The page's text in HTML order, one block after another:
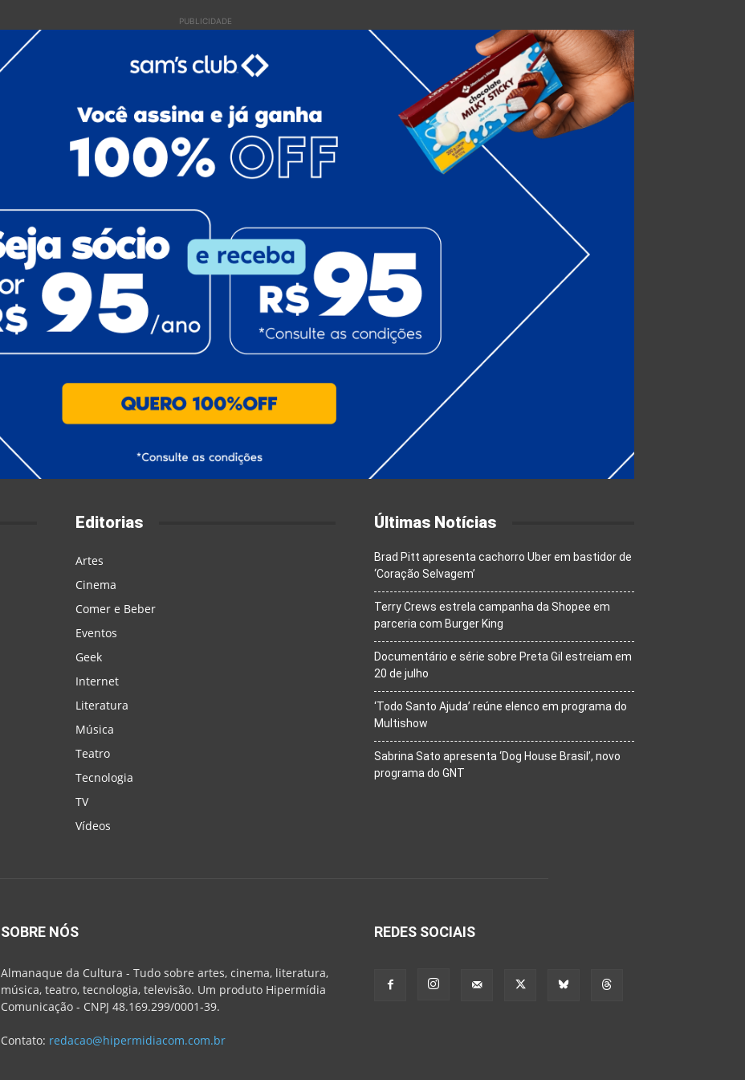
PUBLICIDADE
Editorias
Artes
Cinema
Comer e Beber
Eventos
Geek
Internet
Literatura
Música
Teatro
Tecnologia
TV
Vídeos
Últimas Notícias
Brad Pitt apresenta cachorro Uber em bastidor de
‘Coração Selvagem’
Terry Crews estrela campanha da Shopee em
parceria com Burger King
Documentário e série sobre Preta Gil estreiam em
20 de julho
‘Todo Santo Ajuda’ reúne elenco em programa do
Multishow
Sabrina Sato apresenta ‘Dog House Brasil’, novo
programa do GNT
SOBRE NÓS
Almanaque da Cultura - Tudo sobre artes, cinema, literatura,
música, teatro, tecnologia, televisão. Um produto Hipermídia
Comunicação - CNPJ 48.169.299/0001-39.
Contato: redacao@hipermidiacom.com.br
REDES SOCIAIS